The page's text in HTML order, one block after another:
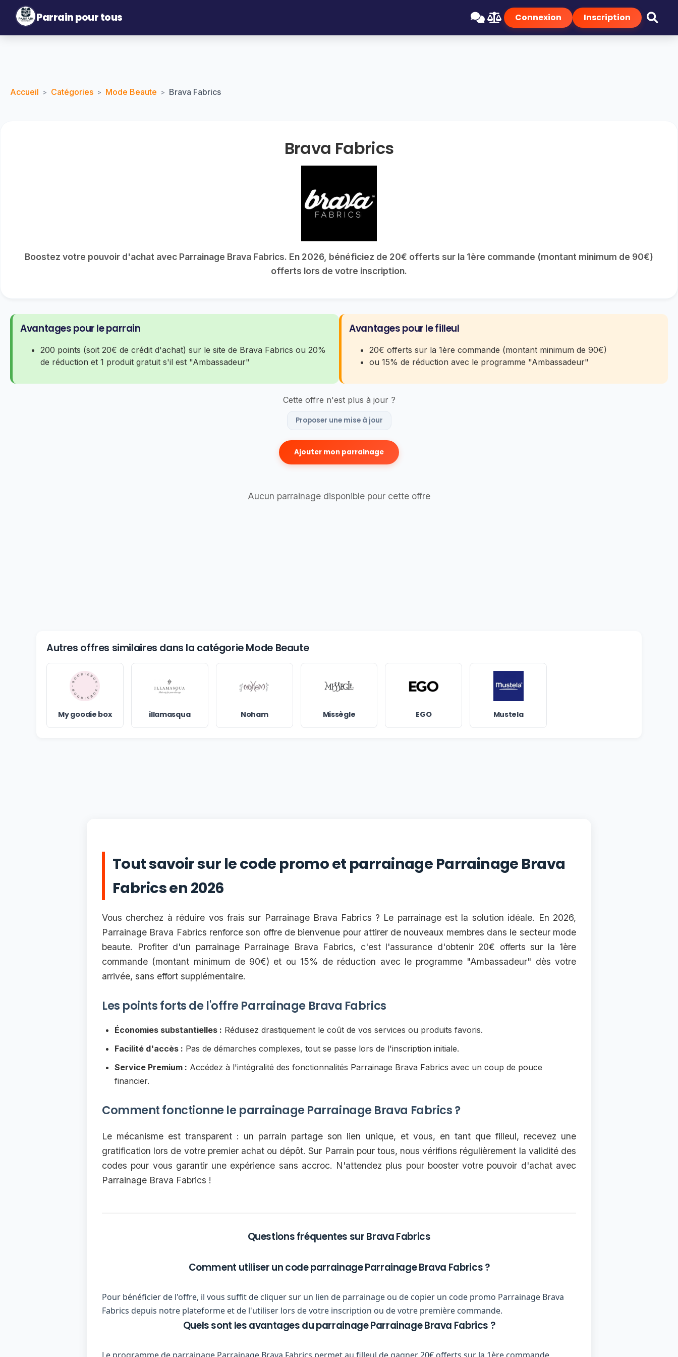
Parrain pour tous Connexion Inscription
Accueil > Catégories > Mode Beaute > Brava Fabrics
Brava Fabrics
Boostez votre pouvoir d'achat avec Parrainage Brava Fabrics. En 2026, bénéficiez de 20€ offerts sur la 1ère commande (montant minimum de 90€)
offerts lors de votre inscription.
Avantages pour le parrain
200 points (soit 20€ de crédit d'achat) sur le site de Brava Fabrics ou 20%
de réduction et 1 produit gratuit s'il est "Ambassadeur"
Avantages pour le filleul
20€ offerts sur la 1ère commande (montant minimum de 90€)
ou 15% de réduction avec le programme "Ambassadeur"
Cette offre n'est plus à jour ?
Proposer une mise à jour
Ajouter mon parrainage
Aucun parrainage disponible pour cette offre
Autres offres similaires dans la catégorie Mode Beaute
My goodie box illamasqua Noham Missègle EGO Mustela
Tout savoir sur le code promo et parrainage Parrainage Brava
Fabrics en 2026
Vous cherchez à réduire vos frais sur Parrainage Brava Fabrics ? Le parrainage est la solution idéale. En 2026,
Parrainage Brava Fabrics renforce son offre de bienvenue pour attirer de nouveaux membres dans le secteur mode
beaute. Profiter d'un parrainage Parrainage Brava Fabrics, c'est l'assurance d'obtenir 20€ offerts sur la 1ère
commande (montant minimum de 90€) et ou 15% de réduction avec le programme "Ambassadeur" dès votre
arrivée, sans effort supplémentaire.
Les points forts de l'offre Parrainage Brava Fabrics
Économies substantielles : Réduisez drastiquement le coût de vos services ou produits favoris.
Facilité d'accès : Pas de démarches complexes, tout se passe lors de l'inscription initiale.
Service Premium : Accédez à l'intégralité des fonctionnalités Parrainage Brava Fabrics avec un coup de pouce
financier.
Comment fonctionne le parrainage Parrainage Brava Fabrics ?
Le mécanisme est transparent : un parrain partage son lien unique, et vous, en tant que filleul, recevez une
gratification lors de votre premier achat ou dépôt. Sur Parrain pour tous, nous vérifions régulièrement la validité des
codes pour vous garantir une expérience sans accroc. N'attendez plus pour booster votre pouvoir d'achat avec
Parrainage Brava Fabrics !
Questions fréquentes sur Brava Fabrics
Comment utiliser un code parrainage Parrainage Brava Fabrics ?
Pour bénéficier de l'offre, il vous suffit de cliquer sur un lien de parrainage ou de copier un code promo Parrainage Brava
Fabrics depuis notre plateforme et de l'utiliser lors de votre inscription ou de votre première commande.
Quels sont les avantages du parrainage Parrainage Brava Fabrics ?